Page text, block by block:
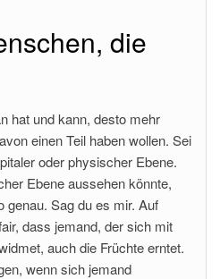
die
hat und kann, desto mehr
einen Teil haben wollen. Sei
oder physischer Ebene.
Ebene aussehen könnte,
genau. Sag du es mir. Auf
dass jemand, der sich mit
auch die Früchte erntet.
wenn sich jemand